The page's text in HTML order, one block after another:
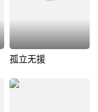
孤立无援